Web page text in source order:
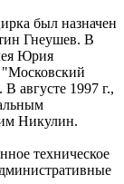
был назначен
Гнеушев. В
Юрия
августе 1997 г.,
Никулин.
техническое